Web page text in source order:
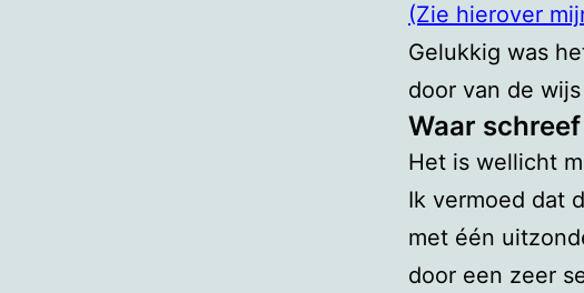
(Zie hierover
Gelukkig was
door van de
Waar
Het is wellicht
Ik vermoed dat
met één
door een zeer